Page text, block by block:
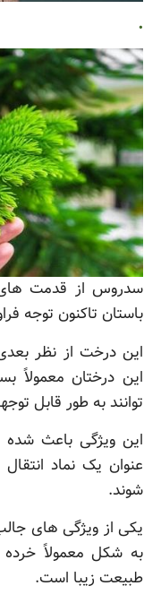
.
سدروس از قدمت های
باستان تاکنون توجه
این درخت از نظر
این درختان معمولاً
توانند به طور قابل
این ویژگی باعث
عنوان یک نماد
شوند.
یکی از ویژگی های
به شکل معمولاً خرده
طبیعت زیبا است.